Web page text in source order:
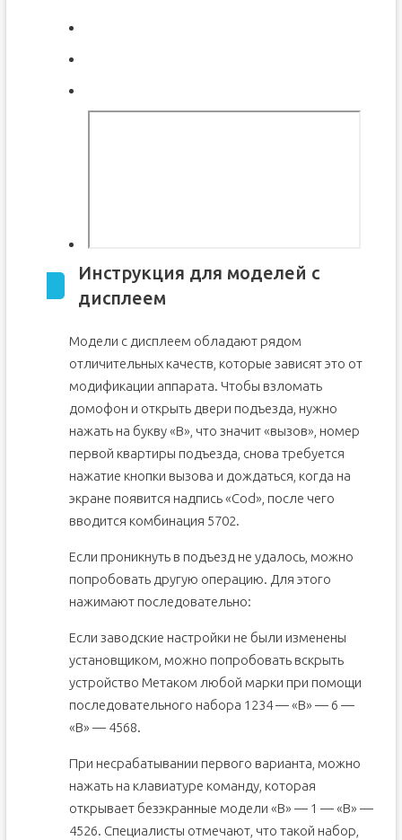
Инструкция для моделей с
дисплеем
Модели с дисплеем обладают рядом
отличительных качеств, которые зависят это от
модификации аппарата. Чтобы взломать
домофон и открыть двери подъезда, нужно
нажать на букву «В», что значит «вызов», номер
первой квартиры подъезда, снова требуется
нажатие кнопки вызова и дождаться, когда на
экране появится надпись «Соd», после чего
вводится комбинация 5702.
Если проникнуть в подъезд не удалось, можно
попробовать другую операцию. Для этого
нажимают последовательно:
Если заводские настройки не были изменены
установщиком, можно попробовать вскрыть
устройство Метаком любой марки при помощи
последовательного набора 1234 — «В» — 6 —
«В» — 4568.
При несрабатывании первого варианта, можно
нажать на клавиатуре команду, которая
открывает безэкранные модели «В» — 1 — «В» —
4526. Специалисты отмечают, что такой набор,